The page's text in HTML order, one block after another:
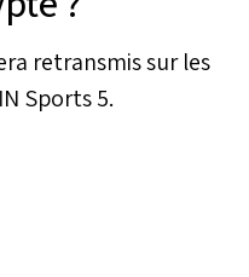
retransmis sur les
Sports 5.